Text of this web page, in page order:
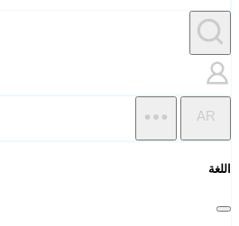
AR
اللغة